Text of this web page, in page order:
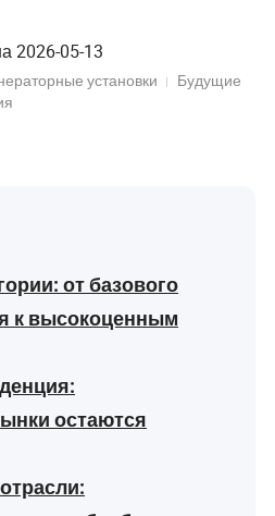
2026-05-13
установки
Будущие
от базового
к высокоценным
остаются